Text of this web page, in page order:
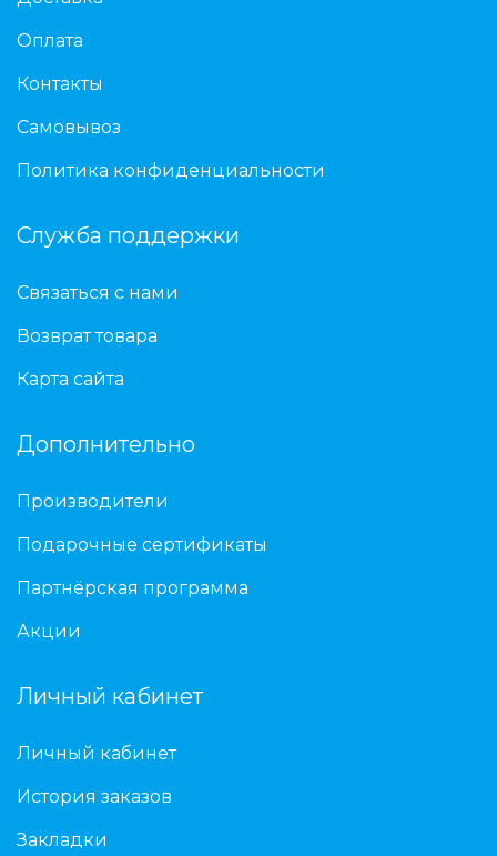
Оплата
Контакты
Самовывоз
Политика конфиденциальности
Служба поддержки
Связаться с нами
Возврат товара
Карта сайта
Дополнительно
Производители
Подарочные сертификаты
Партнёрская программа
Акции
Личный кабинет
Личный кабинет
История заказов
Закладки